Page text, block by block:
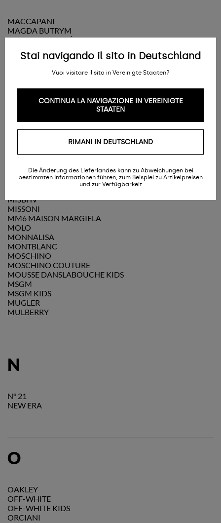
MACCAPANI
MAGDA BUTRYM
MAISON KITSUNÉ
MAISON MICHEL
MANU ATELIER
MARC JACOBS
MARGE SHERWOOD
MARGESHERWOOD
MARSÈLL
MC2 SAINT BARTH
MCQUEEN
MELISSA X DIESEL
MISBHV
MISSONI
MM6 MAISON MARGIELA
MOLO
MONNALISA
MONTBLANC
MOSCHINO
MOSCHINO COUTURE
MOUSSE DANSLABOUCHE KIDS
MSGM
MSGM KIDS
MUGLER
MULBERRY
N
N° 21
NEW ERA
O
OAKLEY
OFF-WHITE
OFF-WHITE KIDS
ORCIANI
Stai navigando il sito in Deutschland
Vuoi visitare il sito in Vereinigte Staaten?
CONTINUA LA NAVIGAZIONE IN VEREINIGTE
STAATEN
RIMANI IN DEUTSCHLAND
Die Änderung des Lieferlandes kann zu Abweichungen bei
bestimmten Informationen führen, zum Beispiel zu Artikelpreisen
und zur Verfügbarkeit